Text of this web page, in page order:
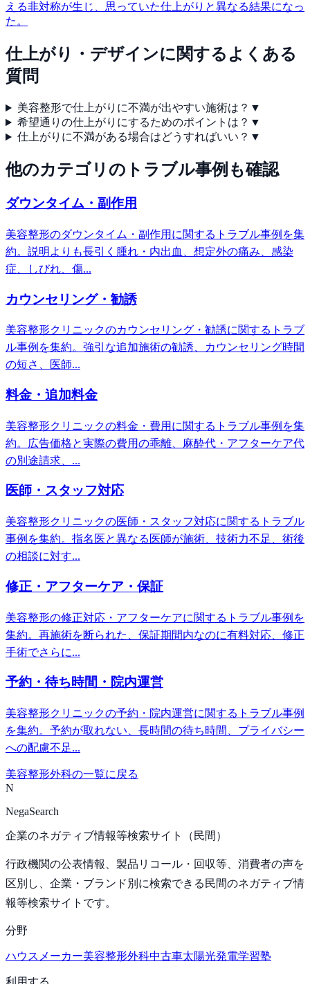
える非対称が生じ、思っていた仕上がりと異なる結果になっ
た。
仕上がり・デザインに関するよくある
質問
美容整形で仕上がりに不満が出やすい施術は？ ▼
希望通りの仕上がりにするためのポイントは？ ▼
仕上がりに不満がある場合はどうすればいい？ ▼
他のカテゴリのトラブル事例も確認
ダウンタイム・副作用
美容整形のダウンタイム・副作用に関するトラブル事例を集
約。説明よりも長引く腫れ・内出血、想定外の痛み、感染
症、しびれ、傷...
カウンセリング・勧誘
美容整形クリニックのカウンセリング・勧誘に関するトラブ
ル事例を集約。強引な追加施術の勧誘、カウンセリング時間
の短さ、医師...
料金・追加料金
美容整形クリニックの料金・費用に関するトラブル事例を集
約。広告価格と実際の費用の乖離、麻酔代・アフターケア代
の別途請求、...
医師・スタッフ対応
美容整形クリニックの医師・スタッフ対応に関するトラブル
事例を集約。指名医と異なる医師が施術、技術力不足、術後
の相談に対す...
修正・アフターケア・保証
美容整形の修正対応・アフターケアに関するトラブル事例を
集約。再施術を断られた、保証期間内なのに有料対応、修正
手術でさらに...
予約・待ち時間・院内運営
美容整形クリニックの予約・院内運営に関するトラブル事例
を集約。予約が取れない、長時間の待ち時間、プライバシー
への配慮不足...
美容整形外科の一覧に戻る
N
NegaSearch
企業のネガティブ情報等検索サイト（民間）
行政機関の公表情報、製品リコール・回収等、消費者の声を
区別し、企業・ブランド別に検索できる民間のネガティブ情
報等検索サイトです。
分野
ハウスメーカー美容整形外科中古車太陽光発電学習塾
利用する